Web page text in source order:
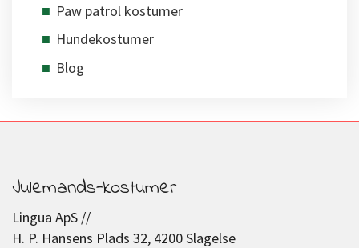
Paw patrol kostumer
Hundekostumer
Blog
Julemands-kostumer
Lingua ApS //
H. P. Hansens Plads 32, 4200 Slagelse